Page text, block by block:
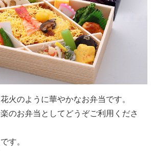
火のように華やかなお弁当です。
のお弁当としてどうぞご利用くださ
す。